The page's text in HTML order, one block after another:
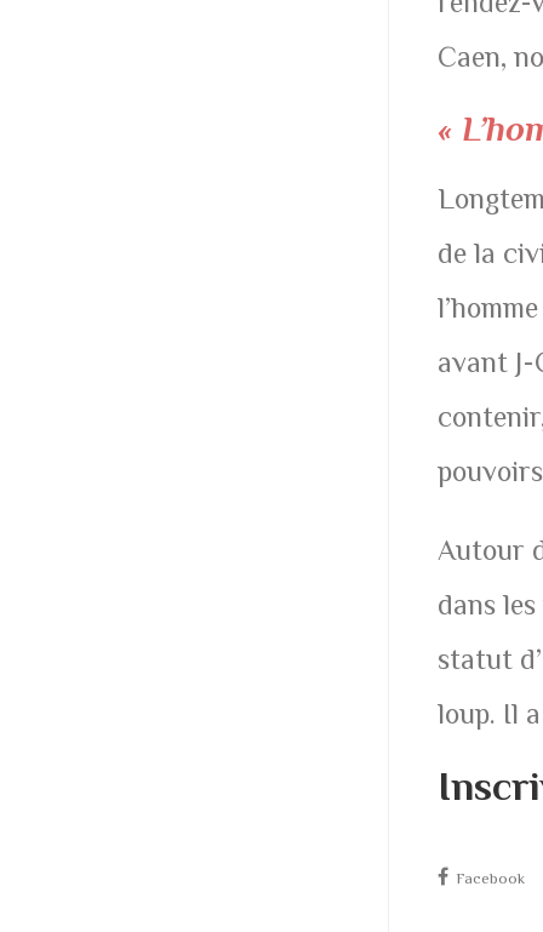
Caen,
«
de la
avant
Autour
dans
statut
loup. Il
Facebook